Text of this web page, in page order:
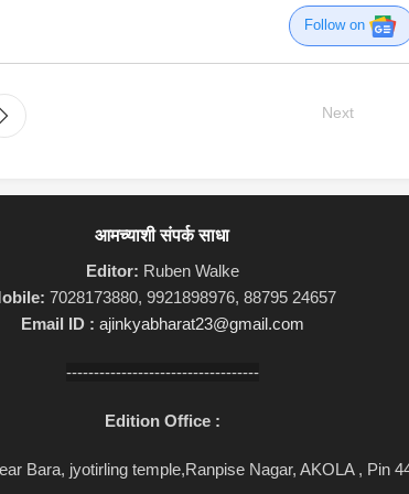
Follow on
Next
आमच्याशी संपर्क साधा
Editor: Ruben Walke
7028173880, 9921898976, 88795 24657
Email ID : ajinkyabharat23@gmail.com
-----------------------------------
Edition Office :
Bara, jyotirling temple,Ranpise Nagar, AKOLA , Pin